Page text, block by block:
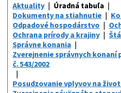
Aktuality
Úradná tabuľa
Dokumenty na stiahnutie
Odpadové hospodárstvo
Ochrana prírody a krajiny
Správne konania
Zverejnenie správnych konaní
č. 543/2002
Posudzovanie vplyvov na